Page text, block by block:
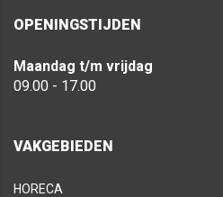
OPENINGSTIJDEN
Maandag t/m vrijdag
09.00 - 17.00
VAKGEBIEDEN
HORECA